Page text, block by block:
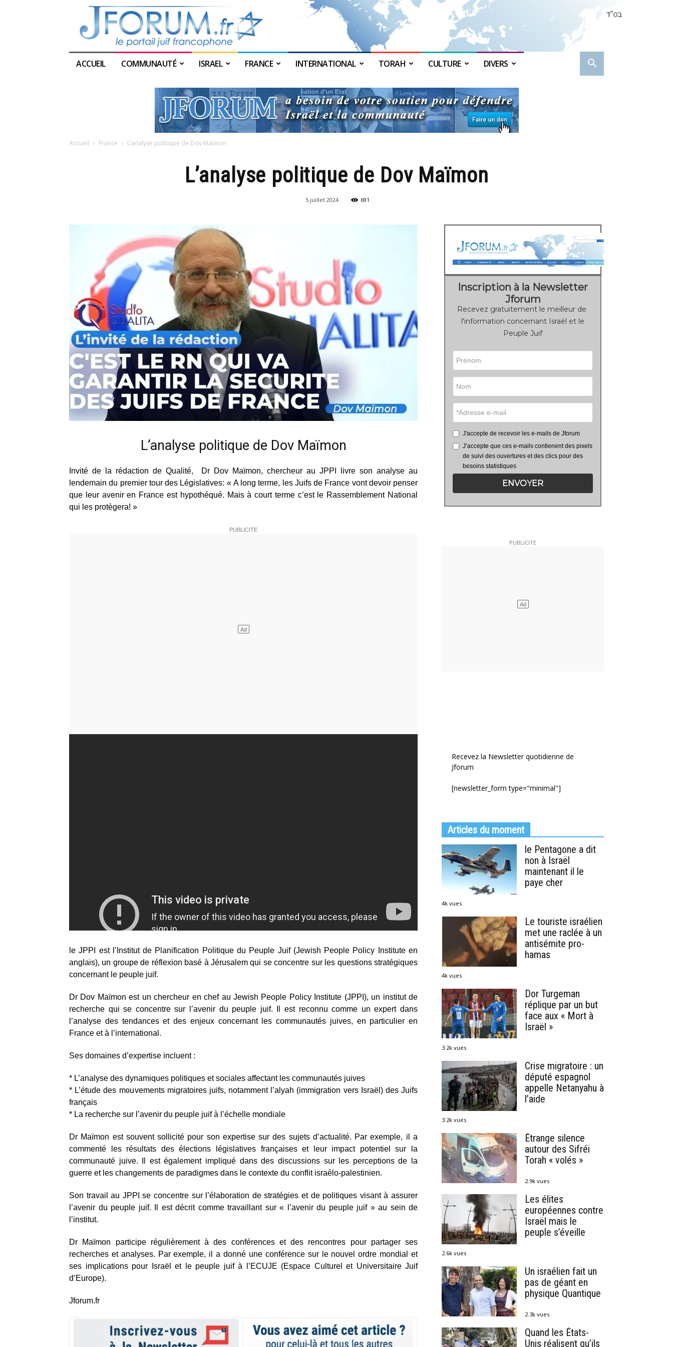
ACCUEIL COMMUNAUTÉ ISRAEL FRANCE INTERNATIONAL TORAH CULTURE DIVERS
Accueil France L’analyse politique de Dov Maïmon
L’analyse politique de Dov Maïmon
5 juillet 2024 691
L’analyse politique de Dov Maïmon
Invité de la rédaction de Qualité, Dr Dov Maïmon, chercheur au JPPI livre son analyse au
lendemain du premier tour des Législatives: « A long terme, les Juifs de France vont devoir penser
que leur avenir en France est hypothéqué. Mais à court terme c’est le Rassemblement National
qui les protègera! »
le JPPI est l’Institut de Planification Politique du Peuple Juif (Jewish People Policy Institute en
anglais), un groupe de réflexion basé à Jérusalem qui se concentre sur les questions stratégiques
concernant le peuple juif.
Dr Dov Maïmon est un chercheur en chef au Jewish People Policy Institute (JPPI), un institut de
recherche qui se concentre sur l’avenir du peuple juif. Il est reconnu comme un expert dans
l’analyse des tendances et des enjeux concernant les communautés juives, en particulier en
France et à l’international.
Ses domaines d’expertise incluent :
* L’analyse des dynamiques politiques et sociales affectant les communautés juives
* L’étude des mouvements migratoires juifs, notamment l’alyah (immigration vers Israël) des Juifs
français
* La recherche sur l’avenir du peuple juif à l’échelle mondiale
Dr Maïmon est souvent sollicité pour son expertise sur des sujets d’actualité. Par exemple, il a
commenté les résultats des élections législatives françaises et leur impact potentiel sur la
communauté juive. Il est également impliqué dans des discussions sur les perceptions de la
guerre et les changements de paradigmes dans le contexte du conflit israélo-palestinien.
Son travail au JPPI se concentre sur l’élaboration de stratégies et de politiques visant à assurer
l’avenir du peuple juif. Il est décrit comme travaillant sur « l’avenir du peuple juif » au sein de
l’institut.
Dr Maïmon participe régulièrement à des conférences et des rencontres pour partager ses
recherches et analyses. Par exemple, il a donné une conférence sur le nouvel ordre mondial et
ses implications pour Israël et le peuple juif à l’ECUJE (Espace Culturel et Universitaire Juif
d’Europe).
Jforum.fr
Inscription à la Newsletter
Jforum
Recevez gratuitement le meilleur de
l'information concernant Israël et le
Peuple Juif
J'accepte de recevoir les e-mails de Jforum
J’accepte que ces e-mails contienent des pixels
de suivi des ouvertures et des clics pour des
besoins statistiques
ENVOYER
Recevez la Newsletter quotidienne de
Jforum
[newsletter_form type="minimal"]
Articles du moment
le Pentagone a dit
non à Israël
maintenant il le
paye cher
4k vues
Le touriste israélien
met une raclée à un
antisémite pro-
hamas
4k vues
Dor Turgeman
réplique par un but
face aux « Mort à
Israël »
3.2k vues
Crise migratoire : un
député espagnol
appelle Netanyahu à
l’aide
3.2k vues
Étrange silence
autour des Sifréi
Torah « volés »
2.9k vues
Les élites
européennes contre
Israël mais le
peuple s’éveille
2.6k vues
Un israélien fait un
pas de géant en
physique Quantique
2.3k vues
Quand les États-
Unis réalisent qu’ils